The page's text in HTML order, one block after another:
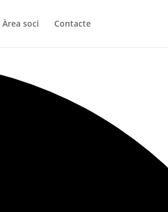
Àrea soci Contacte